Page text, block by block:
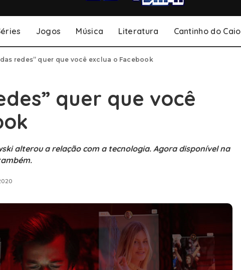
Jogos Música Literatura Cantinho do Caio
redes” quer que você exclua o Facebook
quer que você
alterou a relação com a tecnologia. Agora disponível na